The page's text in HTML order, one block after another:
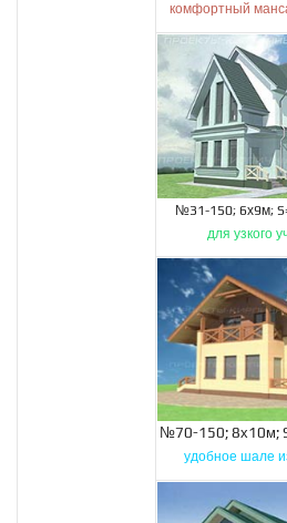
комфортный
№31-150; 6х9м;
для узкого
№70-150; 8х10м;
удобное шале